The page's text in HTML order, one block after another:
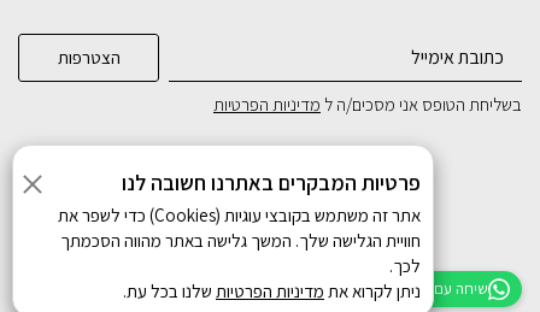
בשליחת הטופס אני מסכים/ה ל מדיניות הפרטיות
כל הזכויות שמורות
פרטיות המבקרים באתרנו חשובה לנו
אתר זה משתמש בקובצי עוגיות (Cookies) כדי לשפר את
חוויית הגלישה שלך. המשך גלישה באתר מהווה הסכמתך
לכך.
ניתן לקרוא את מדיניות הפרטיות שלנו בכל עת. שיחה עם נציג